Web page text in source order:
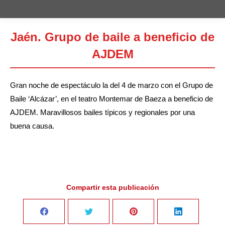
Jaén. Grupo de baile a beneficio de
AJDEM
Estás aquí:
Gran noche de espectáculo la del 4 de marzo con el Grupo de
Baile ‘Alcázar’, en el teatro Montemar de Baeza a beneficio de
AJDEM. Maravillosos bailes típicos y regionales por una
buena causa.
Compartir esta publicación
Share Share Share